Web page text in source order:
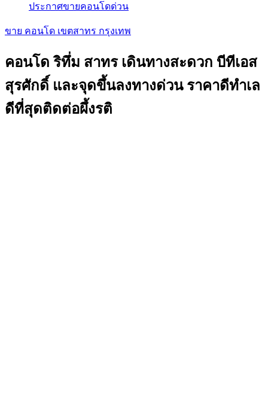
ประกาศขายคอนโดด่วน
ขาย คอนโด เขตสาทร กรุงเทพ
คอนโด ริทึ่ม สาทร เดินทางสะดวก บีทีเอส
สุรศักดิ์ และจุดขึ้นลงทางด่วน ราคาดีทำเล
ดีที่สุดติดต่อผึ้งรติ